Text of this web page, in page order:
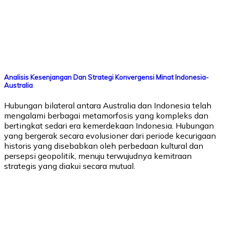
Analisis Kesenjangan Dan Strategi Konvergensi Minat Indonesia-
Australia
Hubungan bilateral antara Australia dan Indonesia telah
mengalami berbagai metamorfosis yang kompleks dan
bertingkat sedari era kemerdekaan Indonesia. Hubungan
yang bergerak secara evolusioner dari periode kecurigaan
historis yang disebabkan oleh perbedaan kultural dan
persepsi geopolitik, menuju terwujudnya kemitraan
strategis yang diakui secara mutual.